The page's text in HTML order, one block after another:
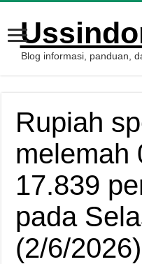
Blog informasi, panduan,
Rupiah
melemah
17.839
pada
(2/6/2026)